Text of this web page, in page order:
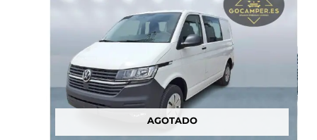
AGOTADO
era:
49,900.00€.
es:
19,900.00€.